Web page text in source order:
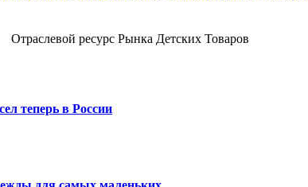
Отраслевой ресурс Рынка Детских Товаров
теперь в России